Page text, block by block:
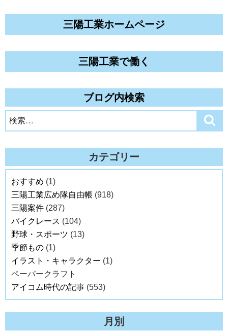
三陽工業ホームページ
三陽工業で働く
ブログ内検索
検
索:
カテゴリー
おすすめ (1)
三陽工業広め隊自由帳 (918)
三陽案件 (287)
バイクレース (104)
野球・スポーツ (13)
季節もの (1)
イラスト・キャラクター (1)
ペーパークラフト
アイコム時代の記事 (553)
月別